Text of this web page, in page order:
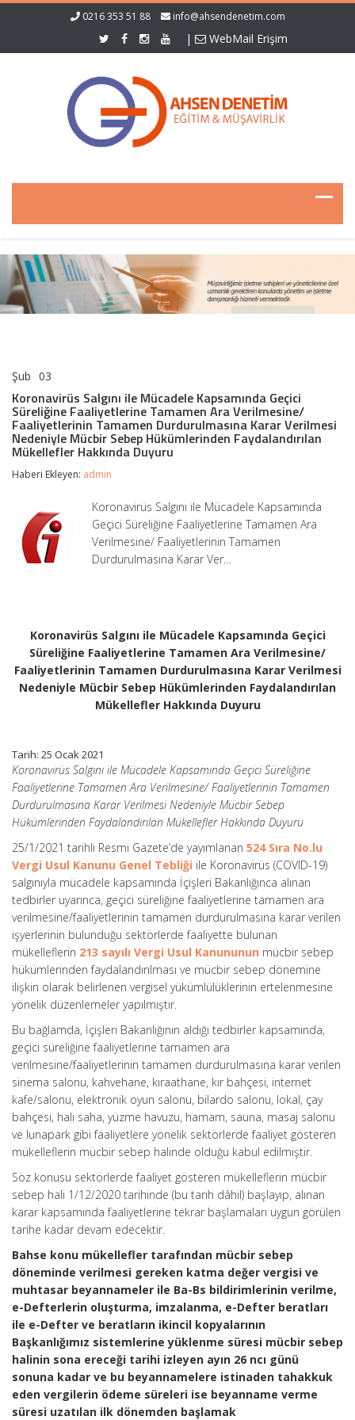
0216 353 51 88 info@ahsendenetim.com
| WebMail Erişim
Şub 03
ile
Mücadele
Kapsamında
Geçici
Süreliğine
Faaliyetlerine
Verilmesine/
Faaliyetlerinin
Tamamen
Karar
Hükümlerinden
Faydalandırılan
Mükellefler
Hakkında
Duyuru
Koronavirüs Salgını ile Mücadele Kapsamında Geçici
Süreliğine Faaliyetlerine Tamamen Ara Verilmesine/
Faaliyetlerinin Tamamen Durdurulmasına Karar Verilmesi
Nedeniyle Mücbir Sebep Hükümlerinden Faydalandırılan
Mükellefler Hakkında Duyuru
Haberi Ekleyen: admin
Koronavirüs Salgını ile Mücadele Kapsamında
Geçici Süreliğine Faaliyetlerine Tamamen Ara
Verilmesine/ Faaliyetlerinin Tamamen
Durdurulmasına Karar Ver…
Koronavirüs Salgını ile Mücadele Kapsamında Geçici
Süreliğine Faaliyetlerine Tamamen Ara Verilmesine/
Faaliyetlerinin Tamamen Durdurulmasına Karar Verilmesi
Nedeniyle Mücbir Sebep Hükümlerinden Faydalandırılan
Mükellefler Hakkında Duyuru
Tarih: 25 Ocak 2021
Koronavirüs Salgını ile Mücadele Kapsamında Geçici Süreliğine
Faaliyetlerine Tamamen Ara Verilmesine/ Faaliyetlerinin Tamamen
Durdurulmasına Karar Verilmesi Nedeniyle Mücbir Sebep
Hükümlerinden Faydalandırılan Mükellefler Hakkında Duyuru
25/1/2021 tarihli Resmi Gazete’de yayımlanan 524 Sıra No.lu
Vergi Usul Kanunu Genel Tebliği ile Koronavirüs (COVID-19)
salgınıyla mücadele kapsamında İçişleri Bakanlığınca alınan
tedbirler uyarınca, geçici süreliğine faaliyetlerine tamamen ara
verilmesine/faaliyetlerinin tamamen durdurulmasına karar verilen
işyerlerinin bulunduğu sektörlerde faaliyette bulunan
mükelleflerin 213 sayılı Vergi Usul Kanununun mücbir sebep
hükümlerinden faydalandırılması ve mücbir sebep dönemine
ilişkin olarak belirlenen vergisel yükümlülüklerinin ertelenmesine
yönelik düzenlemeler yapılmıştır.
Bu bağlamda, İçişleri Bakanlığının aldığı tedbirler kapsamında,
geçici süreliğine faaliyetlerine tamamen ara
verilmesine/faaliyetlerinin tamamen durdurulmasına karar verilen
sinema salonu, kahvehane, kıraathane, kır bahçesi, internet
kafe/salonu, elektronik oyun salonu, bilardo salonu, lokal, çay
bahçesi, halı saha, yüzme havuzu, hamam, sauna, masaj salonu
ve lunapark gibi faaliyetlere yönelik sektörlerde faaliyet gösteren
mükelleflerin mücbir sebep halinde olduğu kabul edilmiştir.
Söz konusu sektörlerde faaliyet gösteren mükelleflerin mücbir
sebep hali 1/12/2020 tarihinde (bu tarih dâhil) başlayıp, alınan
karar kapsamında faaliyetlerine tekrar başlamaları uygun görülen
tarihe kadar devam edecektir.
Bahse konu mükellefler tarafından mücbir sebep
döneminde verilmesi gereken katma değer vergisi ve
muhtasar beyannameler ile Ba-Bs bildirimlerinin verilme,
e-Defterlerin oluşturma, imzalanma, e-Defter beratları
ile e-Defter ve beratların ikincil kopyalarının
Başkanlığımız sistemlerine yüklenme süresi mücbir sebep
halinin sona ereceği tarihi izleyen ayın 26 ncı günü
sonuna kadar ve bu beyannamelere istinaden tahakkuk
eden vergilerin ödeme süreleri ise beyanname verme
süresi uzatılan ilk dönemden başlamak